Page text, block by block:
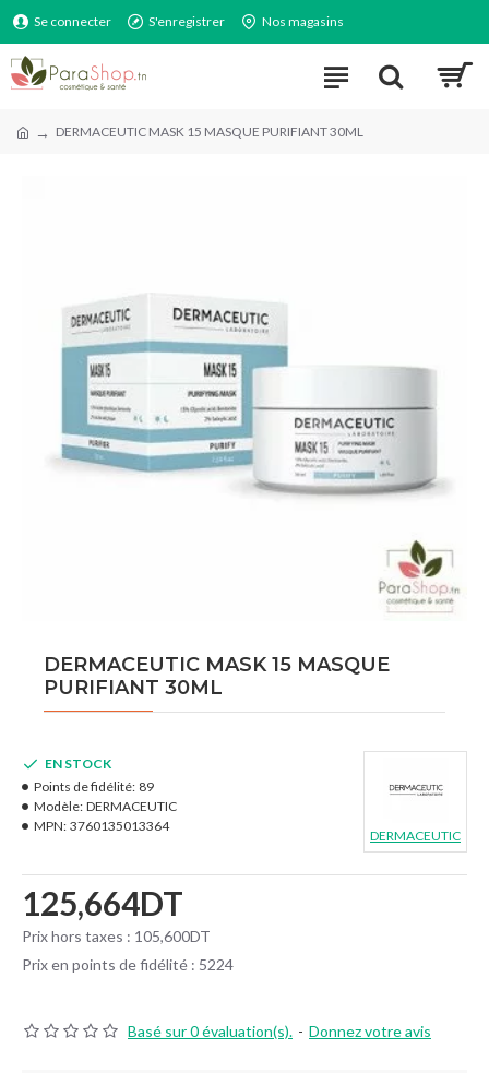
Se connecter S'enregistrer Nos magasins
DERMACEUTIC MASK 15 MASQUE PURIFIANT 30ML
DERMACEUTIC MASK 15 MASQUE
PURIFIANT 30ML
Basé sur 0 évaluation(s). - Donnez votre avis
125,664DT
Prix hors taxes : 105,600DT
Prix en points de fidélité : 5224
EN STOCK
Points de fidélité: 89
Modèle: DERMACEUTIC
MPN: 3760135013364
DERMACEUTIC